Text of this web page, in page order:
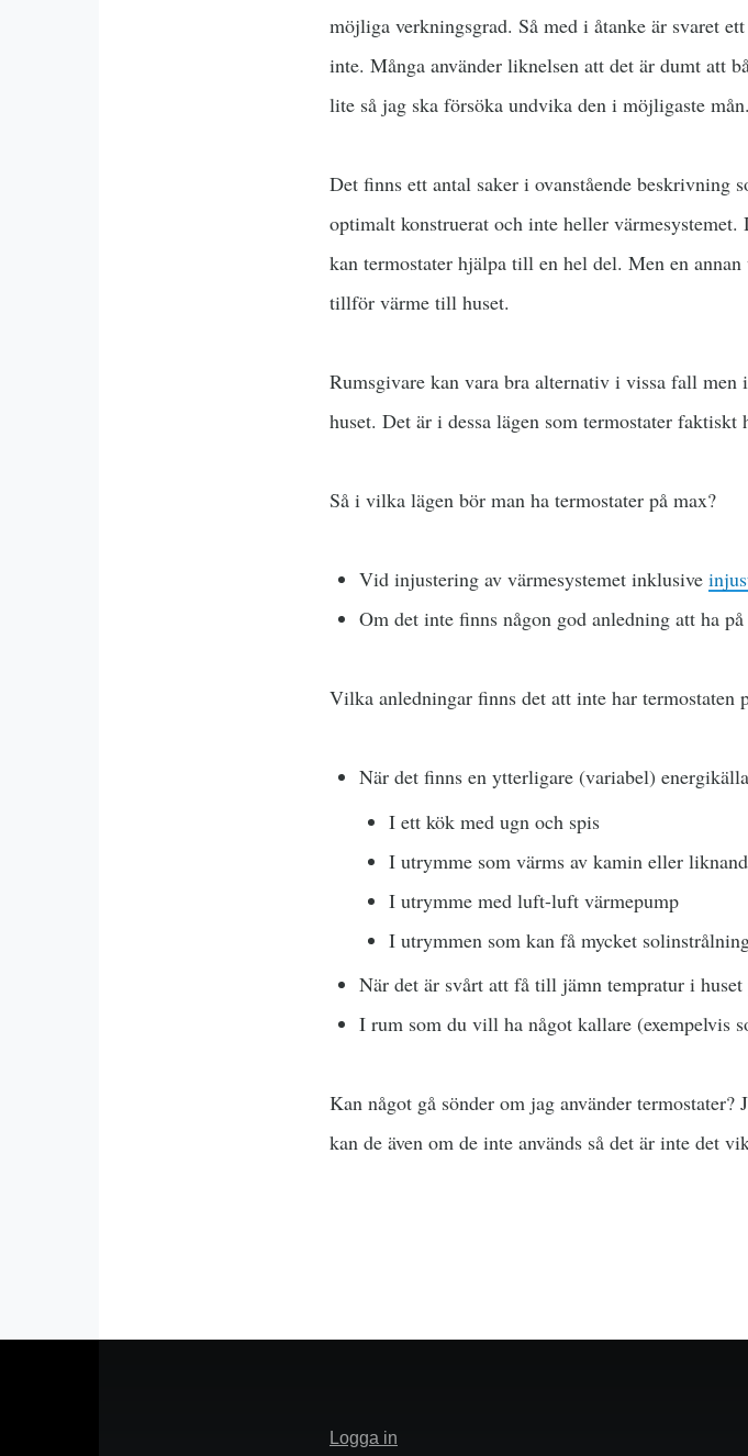
möjliga verkningsgrad. Så med i åtanke är svaret
inte. Många använder liknelsen att det är dumt att
lite så jag ska försöka undvika den i möjligaste
Det finns ett antal saker i ovanstående
optimalt konstruerat och inte heller
kan termostater hjälpa till en hel del. Men en
tillför värme till huset.
Rumsgivare kan vara bra alternativ i vissa fall
huset. Det är i dessa lägen som termostater
Så i vilka lägen bör man ha termostater på max?
Vid injustering av värmesystemet inklusive
Om det inte finns någon god anledning att ha
Vilka anledningar finns det att inte har termostaten
När det finns en ytterligare (variabel)
I ett kök med ugn och spis
I utrymme som värms av kamin eller
I utrymme med luft-luft värmepump
I utrymmen som kan få mycket
När det är svårt att få till jämn tempratur i
I rum som du vill ha något kallare (exempelvis
Kan något gå sönder om jag använder
kan de även om de inte används så det är inte det
Meny
för
Logga in